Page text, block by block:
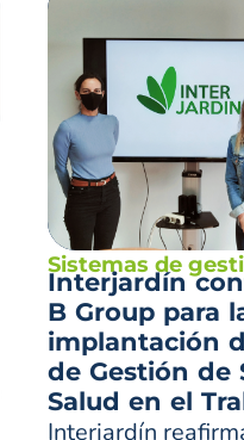
Sistemas de
Interjardín
B Group para
implantación
de Gestión de
Salud en el
Interjardín